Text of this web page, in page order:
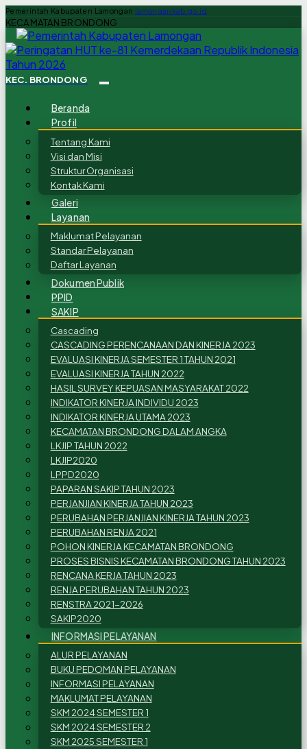
Pemerintah Kabupaten Lamongan lamongankab.go.id
KECAMATAN BRONDONG
KEC. BRONDONG
Beranda
Profil
Tentang Kami
Visi dan Misi
Struktur Organisasi
Kontak Kami
Galeri
Layanan
Maklumat Pelayanan
Standar Pelayanan
Daftar Layanan
Dokumen Publik
PPID
SAKIP
Cascading
CASCADING PERENCANAAN DAN KINERJA 2023
EVALUASI KINERJA SEMESTER 1 TAHUN 2021
EVALUASI KINERJA TAHUN 2022
HASIL SURVEY KEPUASAN MASYARAKAT 2022
INDIKATOR KINERJA INDIVIDU 2023
INDIKATOR KINERJA UTAMA 2023
KECAMATAN BRONDONG DALAM ANGKA
LKJIP TAHUN 2022
LKJIP2020
LPPD2020
PAPARAN SAKIP TAHUN 2023
PERJANJIAN KINERJA TAHUN 2023
PERUBAHAN PERJANJIAN KINERJA TAHUN 2023
PERUBAHAN RENJA 2021
POHON KINERJA KECAMATAN BRONDONG
PROSES BISNIS KECAMATAN BRONDONG TAHUN 2023
RENCANA KERJA TAHUN 2023
RENJA PERUBAHAN TAHUN 2023
RENSTRA 2021-2026
SAKIP2020
INFORMASI PELAYANAN
ALUR PELAYANAN
BUKU PEDOMAN PELAYANAN
INFORMASI PELAYANAN
MAKLUMAT PELAYANAN
SKM 2024 SEMESTER 1
SKM 2024 SEMESTER 2
SKM 2025 SEMESTER 1